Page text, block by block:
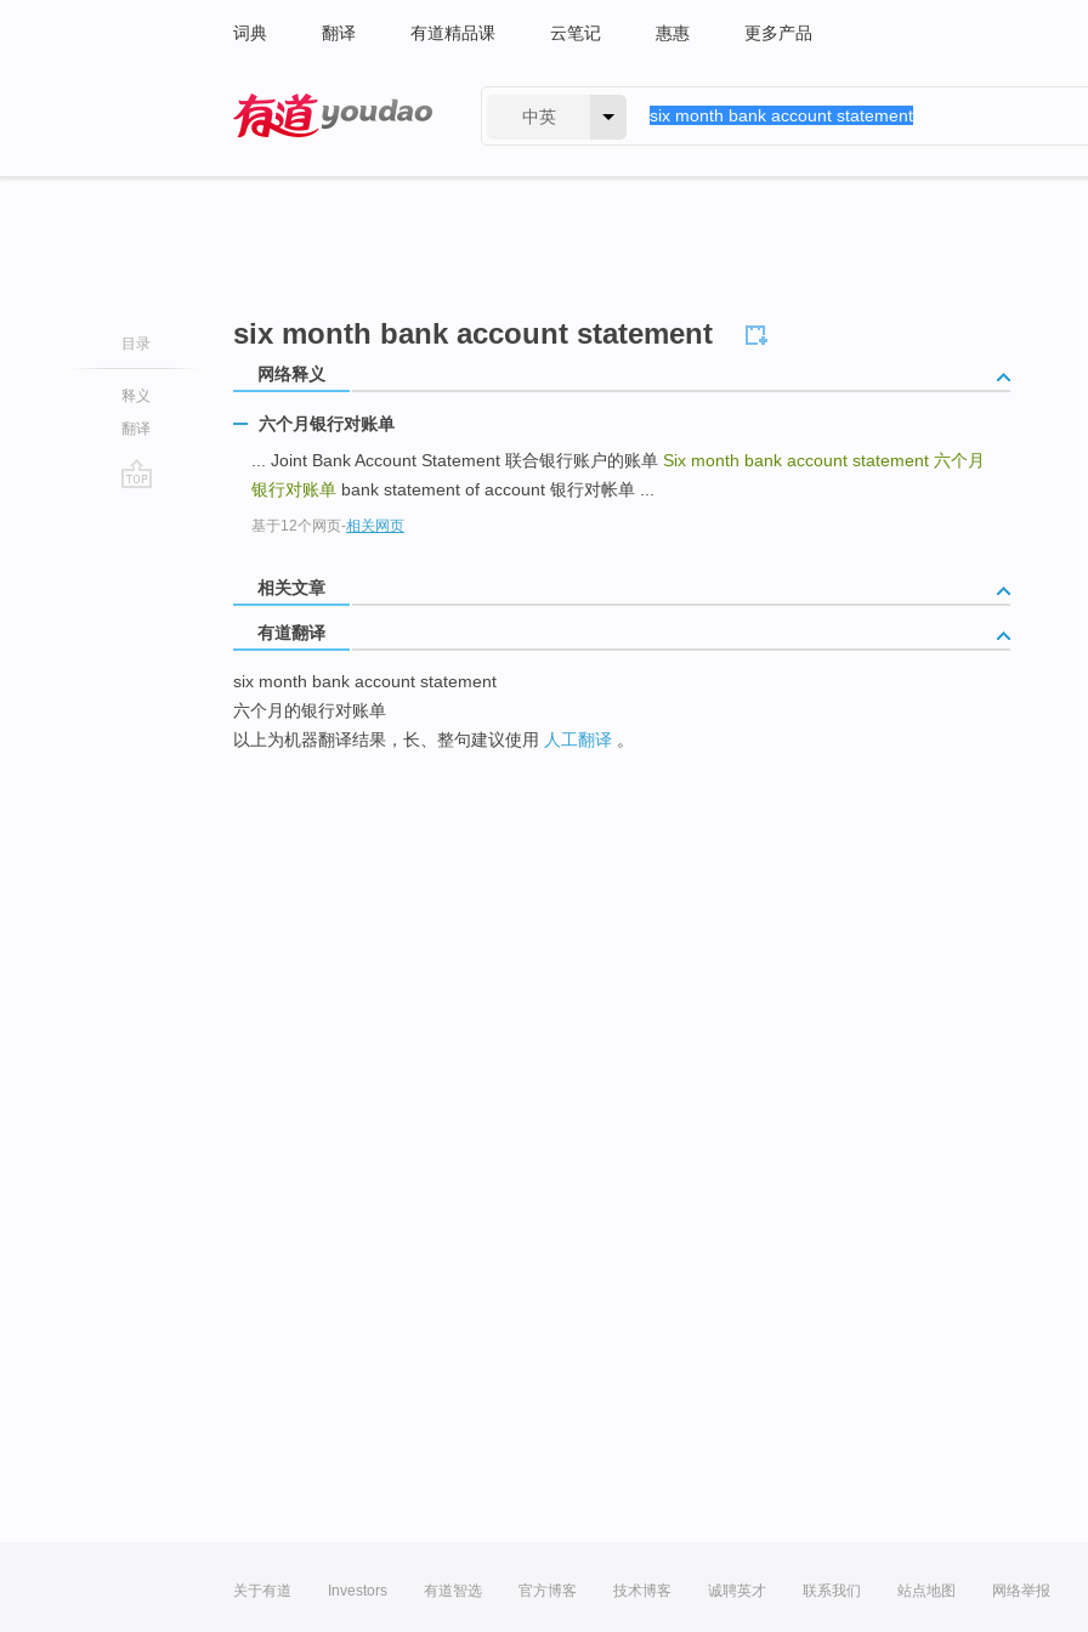
词典 翻译 有道精品课 云笔记 惠惠 更多产品
中英
目录
释义
翻译
six month bank account statement
网络释义
六个月银行对账单
... Joint Bank Account Statement 联合银行账户的账单 Six month bank account statement 六个月
银行对账单 bank statement of account 银行对帐单 ...
基于12个网页-相关网页
相关文章
有道翻译
six month bank account statement
六个月的银行对账单
以上为机器翻译结果，长、整句建议使用 人工翻译 。
关于有道 Investors 有道智选 官方博客 技术博客 诚聘英才 联系我们 站点地图 网络举报